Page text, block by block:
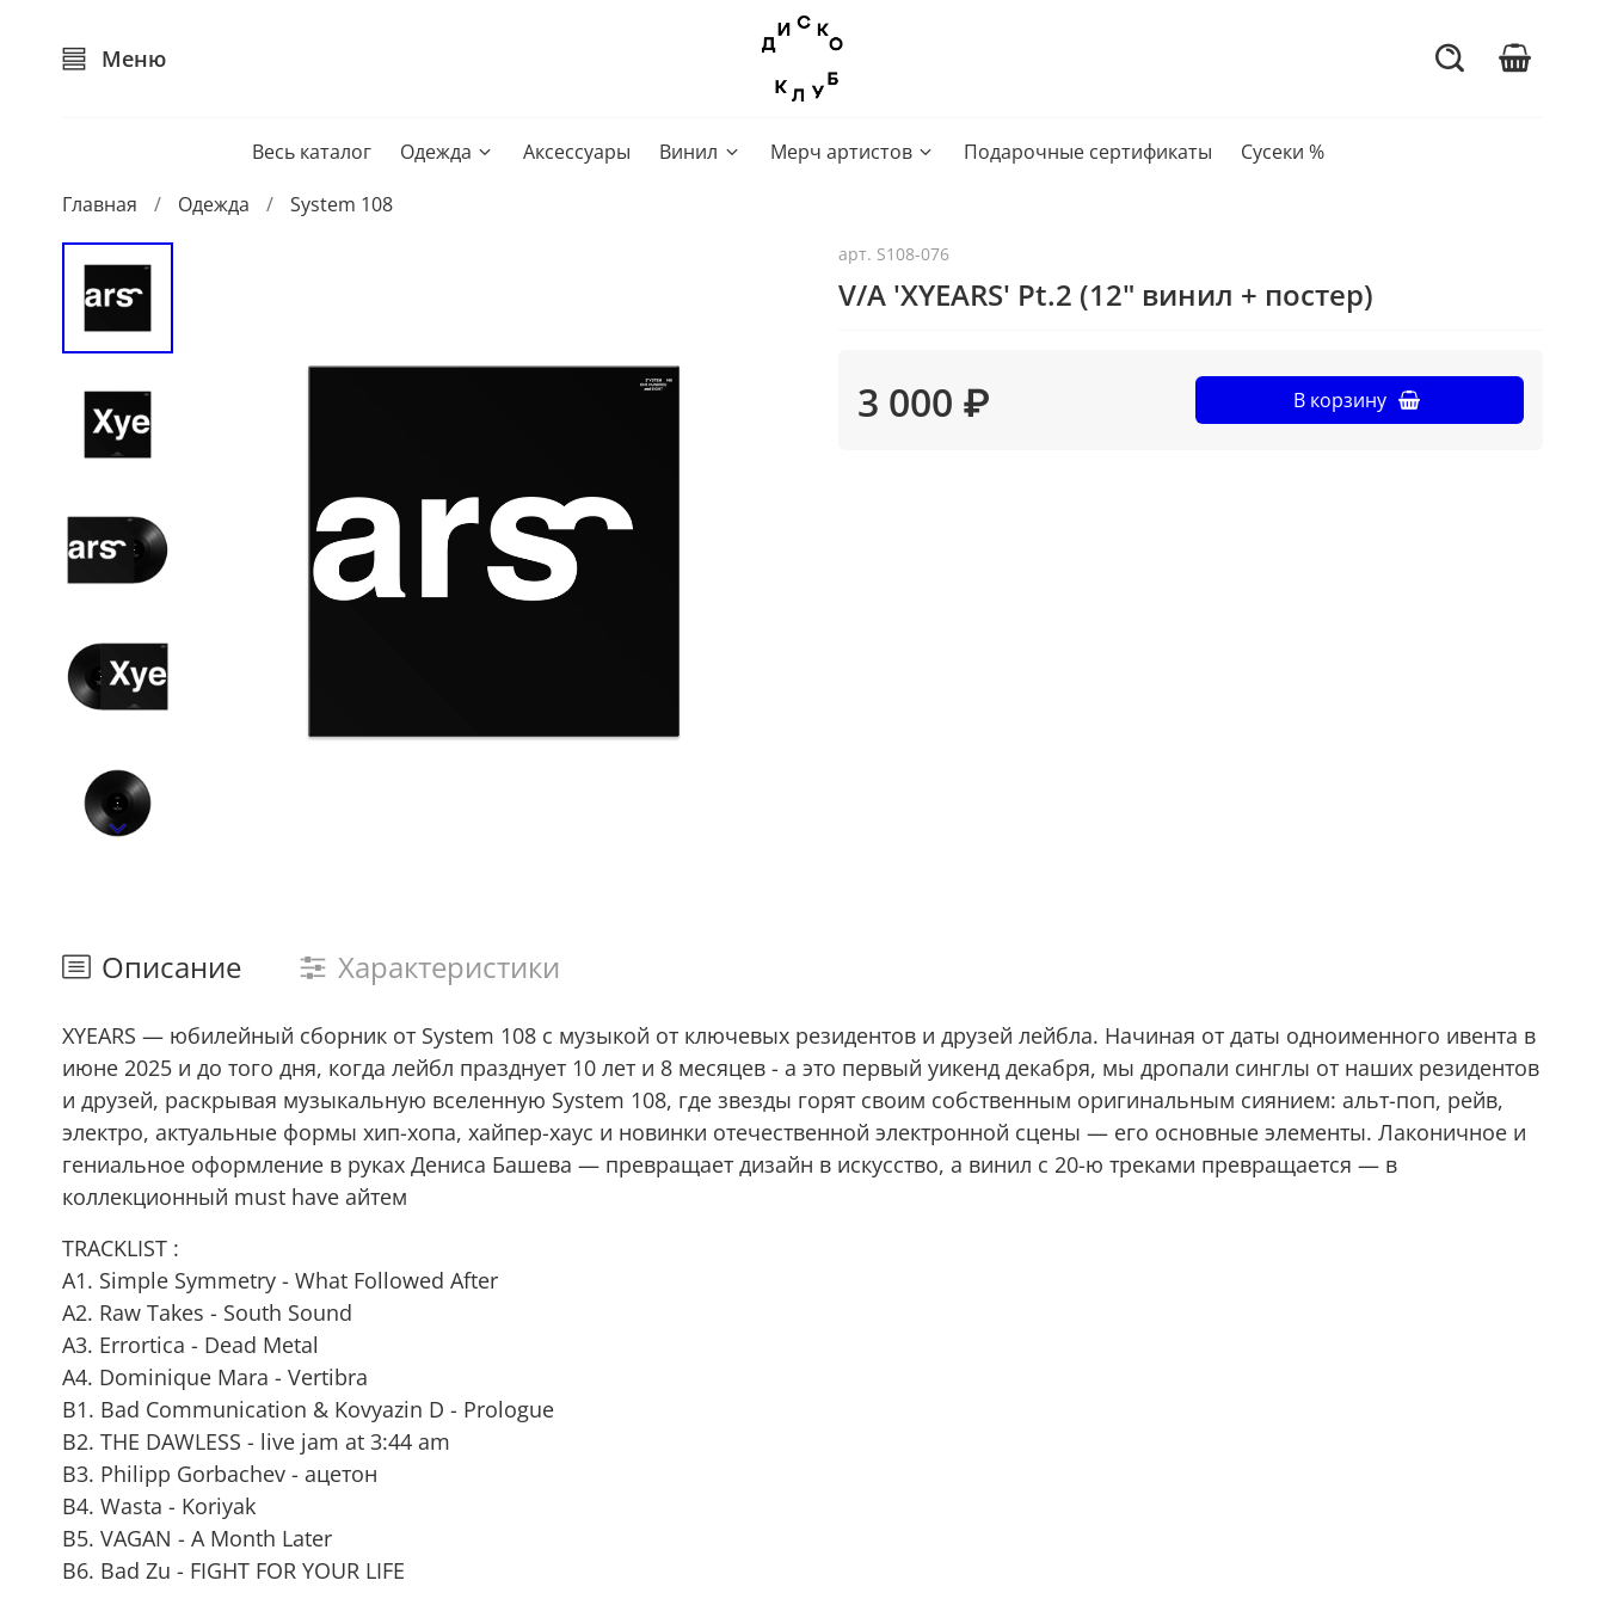
Меню
Весь каталог Одежда Аксессуары Винил Мерч артистов Подарочные сертификаты Сусеки %
Главная Одежда System 108
арт. S108-076
V/A 'XYEARS' Pt.2 (12" винил + постер)
3 000 ₽ В корзину
Описание Характеристики
XYEARS — юбилейный сборник от System 108 с музыкой от ключевых резидентов и друзей лейбла. Начиная от даты одноименного ивента в
июне 2025 и до того дня, когда лейбл празднует 10 лет и 8 месяцев - а это первый уикенд декабря, мы дропали синглы от наших резидентов
и друзей, раскрывая музыкальную вселенную System 108, где звезды горят своим собственным оригинальным сиянием: альт-поп, рейв,
электро, актуальные формы хип-хопа, хайпер-хаус и новинки отечественной электронной сцены — его основные элементы. Лаконичное и
гениальное оформление в руках Дениса Башева — превращает дизайн в искусство, а винил с 20-ю треками превращается — в
коллекционный must have айтем
TRACKLIST :
A1. Simple Symmetry - What Followed After
A2. Raw Takes - South Sound
A3. Errortica - Dead Metal
A4. Dominique Mara - Vertibra
B1. Bad Communication & Kovyazin D - Prologue
B2. THE DAWLESS - live jam at 3:44 am
B3. Philipp Gorbachev - ацетон
B4. Wasta - Koriyak
B5. VAGAN - A Month Later
B6. Bad Zu - FIGHT FOR YOUR LIFE